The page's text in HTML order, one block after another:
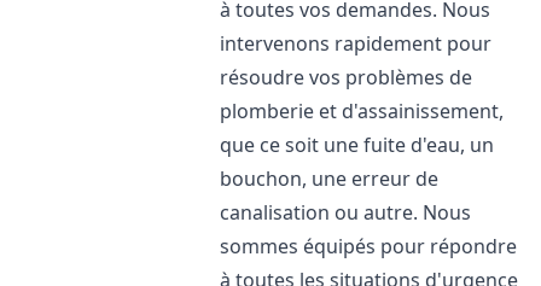
à toutes vos demandes. Nous
intervenons rapidement pour
résoudre vos problèmes de
plomberie et d'assainissement,
que ce soit une fuite d'eau, un
bouchon, une erreur de
canalisation ou autre. Nous
sommes équipés pour répondre
à toutes les situations d'urgence